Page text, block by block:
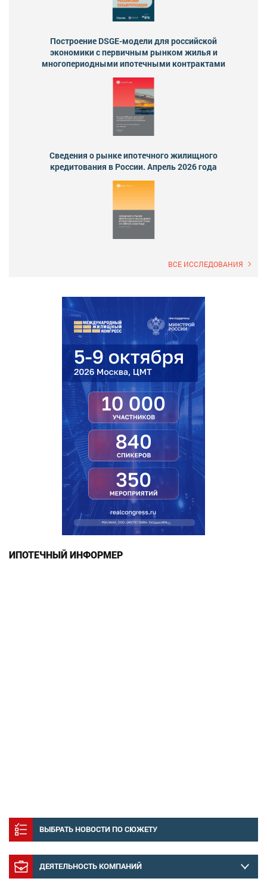
Построение DSGE-модели для российской
экономики с первичным рынком жилья и
многопериодными ипотечными контрактами
Сведения о рынке ипотечного жилищного
кредитования в России. Апрель 2026 года
ВСЕ ИССЛЕДОВАНИЯ
ИПОТЕЧНЫЙ ИНФОРМЕР
ВЫБРАТЬ НОВОСТИ ПО СЮЖЕТУ
ДЕЯТЕЛЬНОСТЬ КОМПАНИЙ